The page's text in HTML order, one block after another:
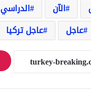
الآن الدراسي
عاجل عاجل تركيا